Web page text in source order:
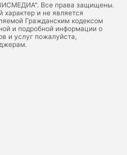
Все права защищены.
и не является
Гражданским кодексом
и подробной информации о
и услуг пожалуйста,